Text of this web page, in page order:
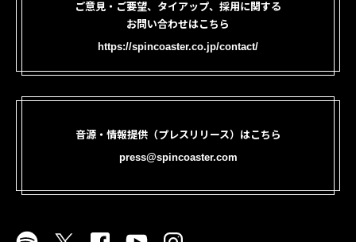
ご意見・ご要望、タイアップ、採用に関する
お問い合わせはこちら
https://spincoaster.co.jp/contact/
音源・情報提供（プレスリリース）はこちら
press@spincoaster.com